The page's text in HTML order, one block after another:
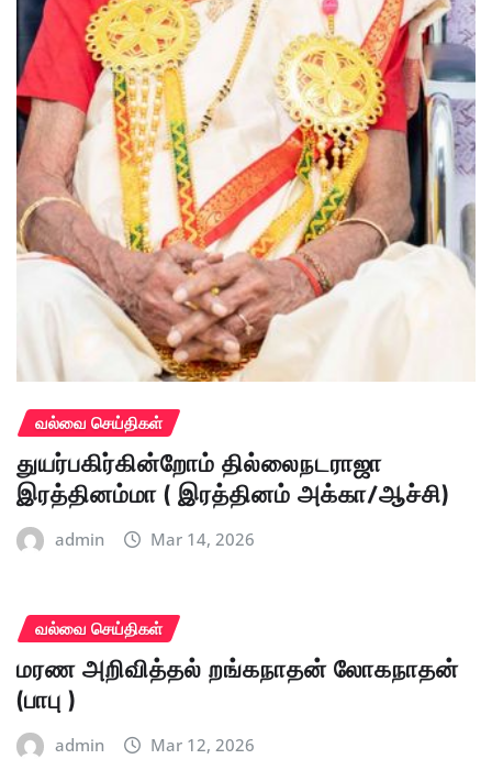
வல்வை செய்திகள்
துயர்பகிர்கின்றோம் தில்லைநடராஜா
இரத்தினம்மா ( இரத்தினம் அக்கா/ஆச்சி)
admin Mar 14, 2026
வல்வை செய்திகள்
மரண அறிவித்தல் றங்கநாதன் லோகநாதன்
(பாபு )
admin Mar 12, 2026